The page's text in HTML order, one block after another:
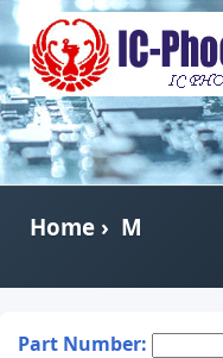
Home › M
Part Number: